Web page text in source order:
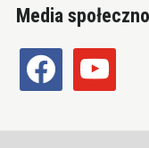
Media
facebook youtube